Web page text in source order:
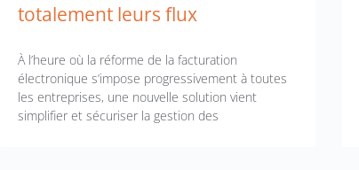
totalement leurs flux
À l’heure où la réforme de la facturation
électronique s’impose progressivement à toutes
les entreprises, une nouvelle solution vient
simplifier et sécuriser la gestion des